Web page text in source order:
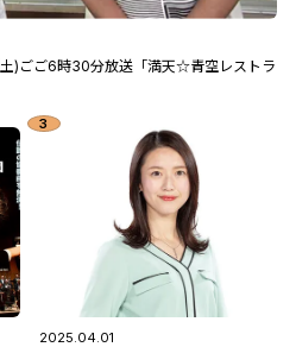
土)ごご6時30分放送「満天☆青空レストラ
2025.04.01